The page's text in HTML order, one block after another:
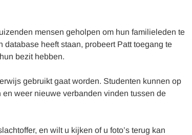
mensen geholpen om hun familieleden te
heeft staan, probeert Patt toegang te
bezit hebben.
gebruikt gaat worden. Studenten kunnen op
weer nieuwe verbanden vinden tussen de
en wilt u kijken of u foto’s terug kan